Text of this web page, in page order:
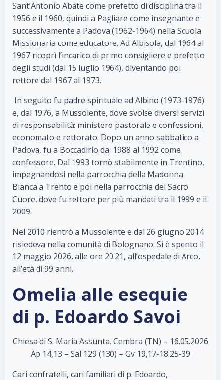
Sant’Antonio Abate come prefetto di disciplina tra il
1956 e il 1960, quindi a Pagliare come insegnante e
successivamente a Padova (1962-1964) nella Scuola
Missionaria come educatore. Ad Albisola, dal 1964 al
1967 ricoprì l’incarico di primo consigliere e prefetto
degli studi (dal 15 luglio 1964), diventando poi
rettore dal 1967 al 1973.
In seguito fu padre spirituale ad Albino (1973-1976)
e, dal 1976, a Mussolente, dove svolse diversi servizi
di responsabilità: ministero pastorale e confessioni,
economato e rettorato. Dopo un anno sabbatico a
Padova, fu a Boccadirio dal 1988 al 1992 come
confessore. Dal 1993 tornò stabilmente in Trentino,
impegnandosi nella parrocchia della Madonna
Bianca a Trento e poi nella parrocchia del Sacro
Cuore, dove fu rettore per più mandati tra il 1999 e il
2009.
Nel 2010 rientrò a Mussolente e dal 26 giugno 2014
risiedeva nella comunità di Bolognano. Si è spento il
12 maggio 2026, alle ore 20.21, all’ospedale di Arco,
all’età di 99 anni.
Omelia alle esequie
di p. Edoardo Savoi
Chiesa di S. Maria Assunta, Cembra (TN) – 16.05.2026
Ap 14,13 – Sal 129 (130) – Gv 19,17-18.25-39
Cari confratelli, cari familiari di p. Edoardo,